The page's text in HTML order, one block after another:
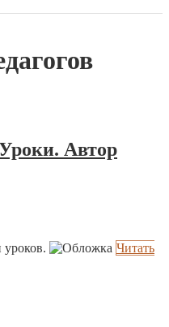
Автор
уроков.
Читать